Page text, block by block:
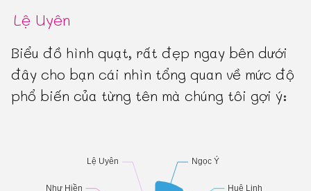
Lệ Uyên
Biểu đồ hình quạt, rất đẹp ngay bên dưới
đây cho bạn cái nhìn tổng quan về mức độ
phổ biến của từng tên mà chúng tôi gợi ý: